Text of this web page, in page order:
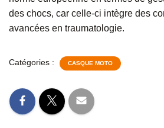
des chocs, car celle-ci intègre des
avancées en traumatologie.
Catégories : CASQUE MOTO